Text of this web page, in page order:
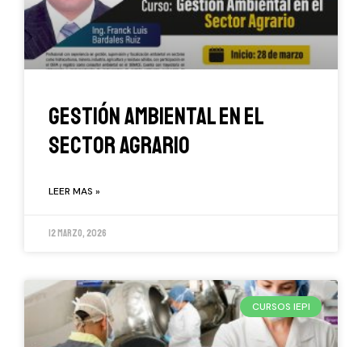
Gestión Ambiental en el
Sector Agrario
LEER MAS »
12 marzo, 2026
CURSOS IEPI